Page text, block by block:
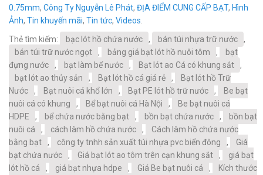
0.75mm, Công Ty Nguyễn Lê Phát, ĐỊA ĐIỂM CUNG CẤP BẠT, Hình
Ảnh, Tin khuyến mãi, Tin tức, Videos
Thẻ tìm kiếm:
bạc lót hồ chứa nước , bán túi nhựa trữ nước
,
bán túi trữ nước ngọt
, bảng giá bạt lót hồ nuôi tôm ,
bạt
đựng nước
, bạt làm bể nước , Bạt lót ao Cá có khung sắt
,
bạt lót ao thủy sản
, Bạt lót hồ cá giá rẻ ,
Bạt lót hồ Trữ
Nước
, Bạt nuôi cá khổ lớn , Bạt PE lót hồ trữ nước ,
Be bạt
nuôi cá có khung
, Bể bạt nuôi cá Hà Nội ,
Be bạt nuôi cá
HDPE
, bể chứa nước bằng bạt , bồn bạt chứa nước ,
bồn bạt
nuôi cá
, cách làm hồ chứa nước ,
Cách làm hồ chứa nước
bằng bạt
, công ty tnhh sản xuất túi nhựa pvc biển đông ,
Giá
bạt chứa nước
, Giá bạt lót ao tôm trên cạn khung sắt ,
giá bạt
lót hồ cá
, giá bạt nhựa hdpe , Giá Be bạt nuôi cá ,
Kích thước